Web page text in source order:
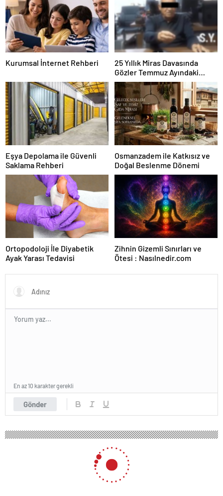
Kurumsal İnternet Rehberi
25 Yıllık Miras Davasında
Gözler Temmuz Ayındaki
Karar Duruşmasına Çevrildi
Eşya Depolama ile Güvenli
Saklama Rehberi
Osmanzadem ile Katkısız ve
Doğal Beslenme Dönemi
Ortopodoloji İle Diyabetik
Ayak Yarası Tedavisi
Zihnin Gizemli Sınırları ve
Ötesi : Nasılnedir.com
Gönder
En az 10 karakter gerekli